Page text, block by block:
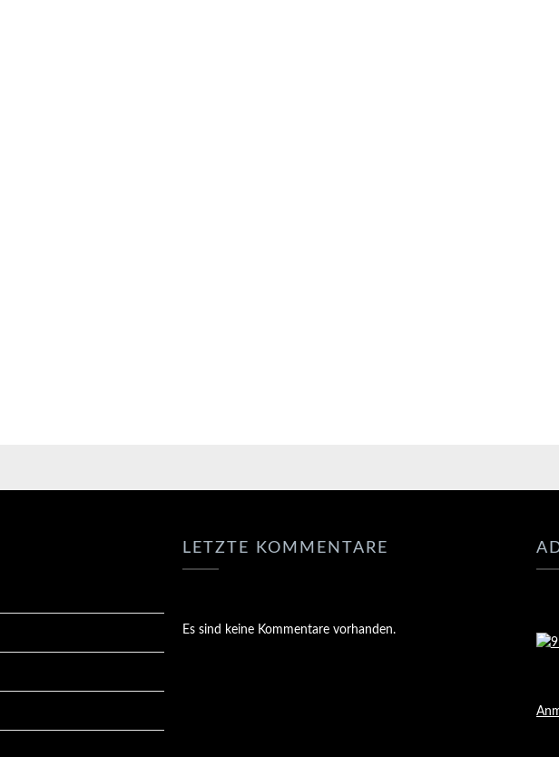
LETZTE KOMMENTARE
Es sind keine Kommentare vorhanden.